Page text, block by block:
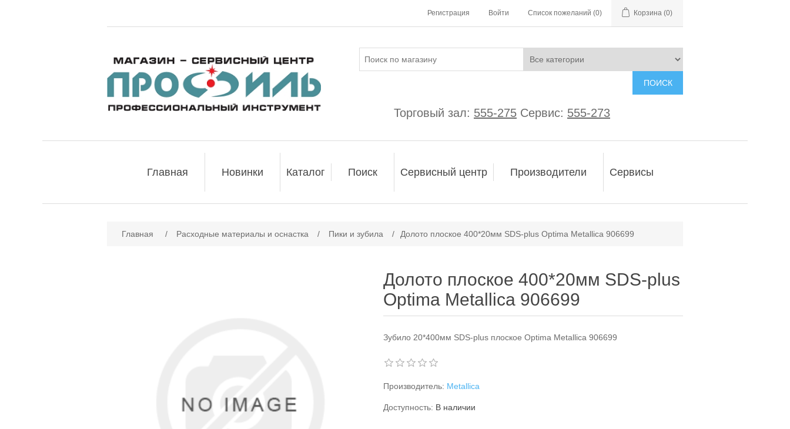
Регистрация Войти Список пожеланий (0) Корзина (0)
ПОИСК
Торговый зал: 555-275 Сервис: 555-273
Главная Новинки Каталог Поиск Сервисный центр Производители Сервисы
Главная / Расходные материалы и оснастка / Пики и зубила / Долото плоское 400*20мм SDS-plus Optima Metallica 906699
Долото плоское 400*20мм SDS-plus
Optima Metallica 906699
Зубило 20*400мм SDS-plus плоское Optima Metallica 906699
Производитель: Metallica
Доступность: В наличии